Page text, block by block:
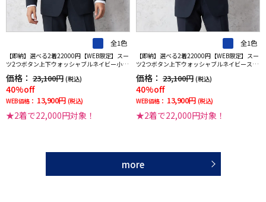
全1色
【即納】選べる2着22000円【WEB限定】スー
ツ2つボタン上下ウォッシャブルネイビー小柄
価格： 23,100円 (税込)
40%off
WEB価格： 13,900円 (税込)
★2着で22,000円対象！
全1色
【即納】選べる2着22000円【WEB限定】スー
ツ2つボタン上下ウォッシャブルネイビースト
価格： 23,100円 (税込)
40%off
WEB価格： 13,900円 (税込)
★2着で22,000円対象！
more